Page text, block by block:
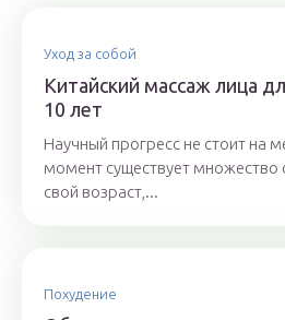
Уход за собой
Китайский массаж лица
10 лет
Научный прогресс не стоит на
момент существует множество
свой возраст,...
Похудение